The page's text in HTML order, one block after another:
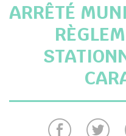
ARRÊTÉ